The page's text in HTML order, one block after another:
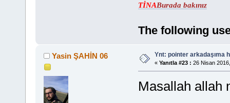
TİNABurada bakınız
The following
Yasin ŞAHİN 06 Ynt: pointer arkadaşıma
« Yanıtla #23 : 26 Nisan
Masallah allah